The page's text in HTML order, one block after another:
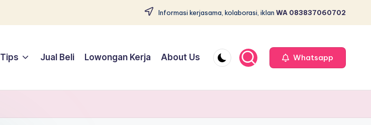
Informasi kerjasama, kolaborasi, iklan WA 083837060702
Tips Jual Beli Lowongan Kerja About Us Whatsapp